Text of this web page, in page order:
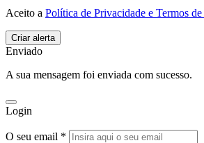
Aceito a Política de Privacidade e Termos
Enviado
A sua mensagem foi enviada com sucesso.
Login
O seu email *